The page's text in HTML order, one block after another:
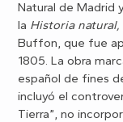
Natural de Madrid
la Historianatural,
Buffon, que fue
1805. La obra
español de fines
incluyó el
Tierra”, no